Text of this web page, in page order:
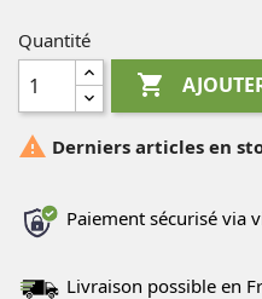
Quantité

 Derniers articles en
Paiement sécurisé via
Livraison possible en